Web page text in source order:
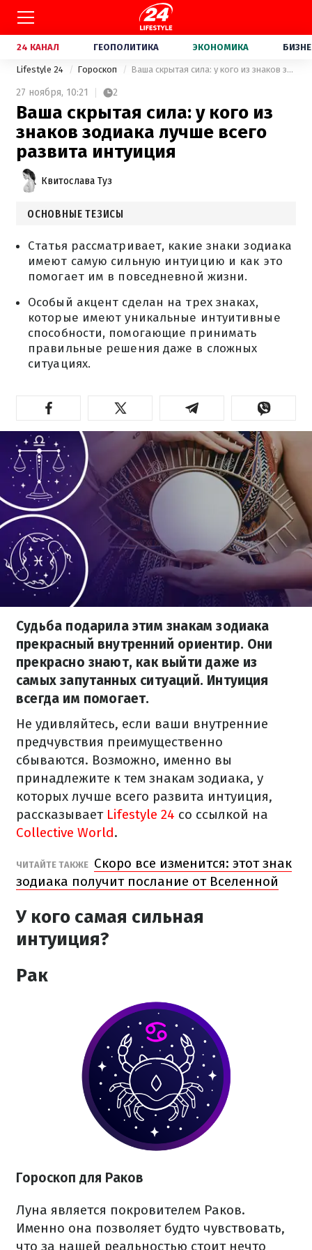
24 КАНАЛ ГЕОПОЛИТИКА ЭКОНОМИКА
Lifestyle 24 Гороскоп Ваша скрытая сила: у кого из знаков зодиака лучше всего развита интуиция
27 ноября, 10:21 2
Ваша скрытая сила: у кого из
знаков зодиака лучше всего
развита интуиция
Квитослава Туз
ОСНОВНЫЕ ТЕЗИСЫ
Статья рассматривает, какие знаки зодиака
имеют самую сильную интуицию и как это
помогает им в повседневной жизни.
Особый акцент сделан на трех знаках,
которые имеют уникальные интуитивные
способности, помогающие принимать
правильные решения даже в сложных
ситуациях.
Судьба подарила этим знакам зодиака
прекрасный внутренний ориентир. Они
прекрасно знают, как выйти даже из
самых запутанных ситуаций. Интуиция
всегда им помогает.
Не удивляйтесь, если ваши внутренние
предчувствия преимущественно
сбываются. Возможно, именно вы
принадлежите к тем знакам зодиака, у
которых лучше всего развита интуиция,
рассказывает Lifestyle 24 со ссылкой на
Collective World.
ЧИТАЙТЕ ТАКЖЕ Скоро все изменится: этот знак
зодиака получит послание от Вселенной
У кого самая сильная
интуиция?
Рак
Гороскоп для Раков
Луна является покровителем Раков.
Именно она позволяет будто чувствовать,
что за нашей реальностью стоит нечто